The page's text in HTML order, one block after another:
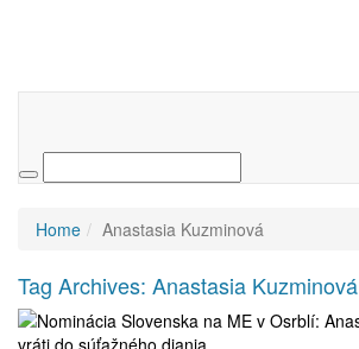
Home Anastasia Kuzminová
Tag Archives: Anastasia Kuzminová